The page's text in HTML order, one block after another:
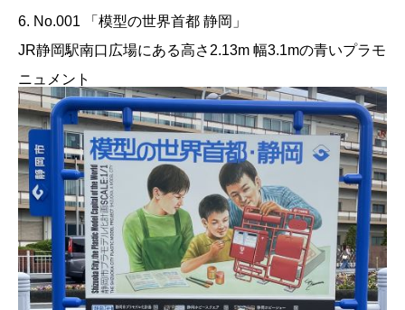
6. No.001 「模型の世界首都 静岡」
JR静岡駅南口広場にある高さ2.13m 幅3.1mの青いプラモ
ニュメント